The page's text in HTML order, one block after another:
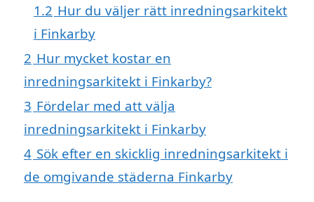
1.2 Hur du väljer rätt inredningsarkitekt
i Finkarby
2 Hur mycket kostar en
inredningsarkitekt i Finkarby?
3 Fördelar med att välja
inredningsarkitekt i Finkarby
4 Sök efter en skicklig inredningsarkitekt i
de omgivande städerna Finkarby